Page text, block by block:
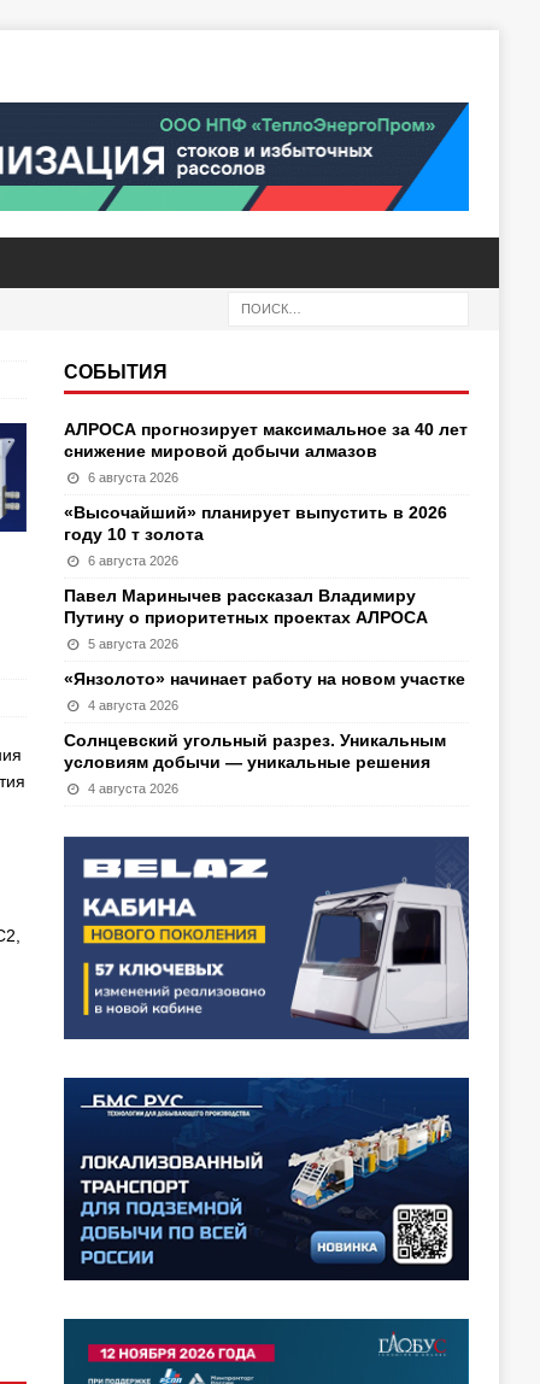
СОБЫТИЯ
АЛРОСА прогнозирует максимальное за 40 лет
снижение мировой добычи алмазов
6 августа 2026
«Высочайший» планирует выпустить в 2026
году 10 т золота
6 августа 2026
Павел Маринычев рассказал Владимиру
Путину о приоритетных проектах АЛРОСА
5 августа 2026
«Янзолото» начинает работу на новом участке
4 августа 2026
Солнцевский угольный разрез. Уникальным
условиям добычи — уникальные решения
4 августа 2026